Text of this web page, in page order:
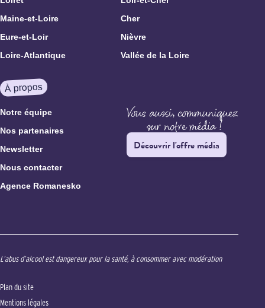
Maine-et-Loire
Cher
Eure-et-Loir
Nièvre
Loire-Atlantique
Vallée de la Loire
À propos
Notre équipe
Nos partenaires
Newsletter
Nous contacter
Agence Romanesko
Découvrir l'offre média
L’abus d’alcool est dangereux pour la santé, à consommer avec modération
Plan du site
Mentions légales